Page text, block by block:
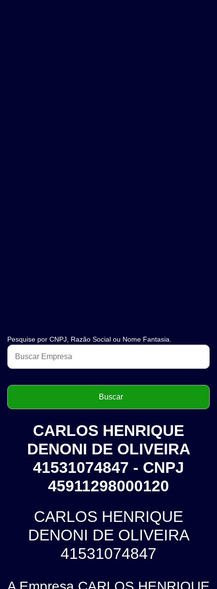
Pesquise por CNPJ, Razão Social ou Nome Fantasia.
CARLOS HENRIQUE
DENONI DE OLIVEIRA
41531074847 - CNPJ
45911298000120
CARLOS HENRIQUE
DENONI DE OLIVEIRA
41531074847